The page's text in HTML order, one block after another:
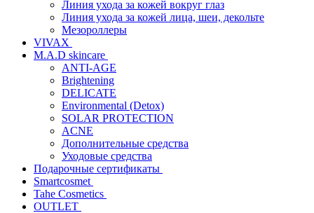
Линия ухода за кожей вокруг глаз
Линия ухода за кожей лица, шеи, декольте
Мезороллеры
VIVAX
M.A.D skincare
ANTI-AGE
Brightening
DELICATE
Environmental (Detox)
SOLAR PROTECTION
АCNE
Дополнительные средства
Уходовые средства
Подарочные сертификаты
Smartcosmet
Tahe Cosmetics
OUTLET